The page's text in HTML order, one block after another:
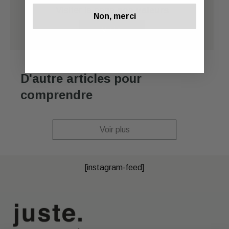
Visiter la page nos valeurs
Voir
D'autre articles pour
comprendre
Voir plus
[instagram-feed]
Non, merci